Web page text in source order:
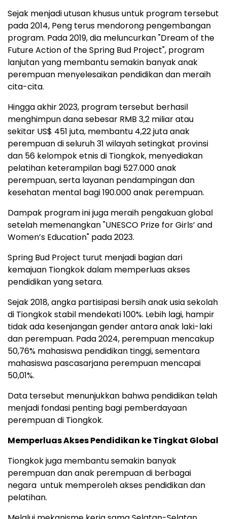
Sejak menjadi utusan khusus untuk program tersebut
pada 2014, Peng terus mendorong pengembangan
program. Pada 2019, dia meluncurkan "Dream of the
Future Action of the Spring Bud Project", program
lanjutan yang membantu semakin banyak anak
perempuan menyelesaikan pendidikan dan meraih
cita-cita.
Hingga akhir 2023, program tersebut berhasil
menghimpun dana sebesar RMB 3,2 miliar atau
sekitar US$ 451 juta, membantu 4,22 juta anak
perempuan di seluruh 31 wilayah setingkat provinsi
dan 56 kelompok etnis di Tiongkok, menyediakan
pelatihan keterampilan bagi 527.000 anak
perempuan, serta layanan pendampingan dan
kesehatan mental bagi 190.000 anak perempuan.
Dampak program ini juga meraih pengakuan global
setelah memenangkan "UNESCO Prize for Girls’ and
Women’s Education" pada 2023.
Spring Bud Project turut menjadi bagian dari
kemajuan Tiongkok dalam memperluas akses
pendidikan yang setara.
Sejak 2018, angka partisipasi bersih anak usia sekolah
di Tiongkok stabil mendekati 100%. Lebih lagi, hampir
tidak ada kesenjangan gender antara anak laki-laki
dan perempuan. Pada 2024, perempuan mencakup
50,76% mahasiswa pendidikan tinggi, sementara
mahasiswa pascasarjana perempuan mencapai
50,01%.
Data tersebut menunjukkan bahwa pendidikan telah
menjadi fondasi penting bagi pemberdayaan
perempuan di Tiongkok.
Memperluas Akses Pendidikan ke Tingkat Global
Tiongkok juga membantu semakin banyak
perempuan dan anak perempuan di berbagai
negara untuk memperoleh akses pendidikan dan
pelatihan.